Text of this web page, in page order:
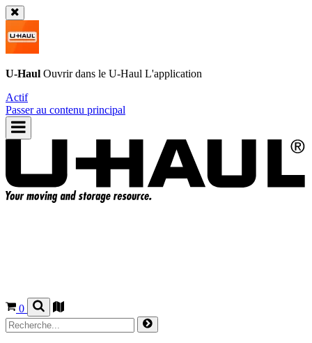
U-Haul Ouvrir dans le U-Haul L'application
Actif
Passer au contenu principal
0